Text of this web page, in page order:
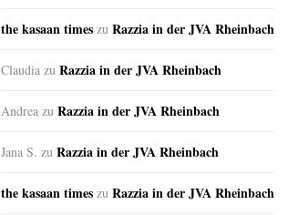
the kasaan times zu Razzia in der JVA Rheinbach
Claudia zu Razzia in der JVA Rheinbach
Andrea zu Razzia in der JVA Rheinbach
Jana S. zu Razzia in der JVA Rheinbach
the kasaan times zu Razzia in der JVA Rheinbach